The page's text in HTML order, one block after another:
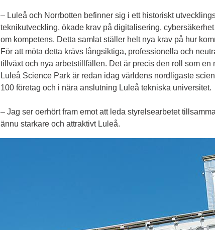
– Luleå och Norrbotten befinner sig i ett historiskt
teknikutveckling, ökade krav på digitalisering,
om kompetens. Detta samlat ställer helt nya krav på hur
För att möta detta krävs långsiktiga, professionella och
tillväxt och nya arbetstillfällen. Det är precis den roll som en
Luleå Science Park är redan idag världens nordligaste
100 företag och i nära anslutning Luleå tekniska universitet.
– Jag ser oerhört fram emot att leda styrelsearbetet
ännu starkare och attraktivt Luleå.